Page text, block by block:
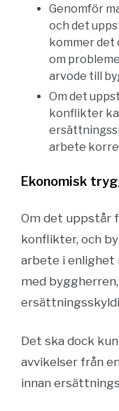
Genomför
och det
kommer det
om
arvode till
Om det
konflikter
arbete
Ekonomisk
Om det uppstår
konflikter, och
arbete i enlighet
med
Det ska dock
avvikelser från
innan